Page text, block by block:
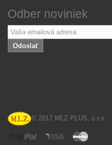
Odber noviniek
Odoslať
© 2017 MLZ PLUS, s.r.o.